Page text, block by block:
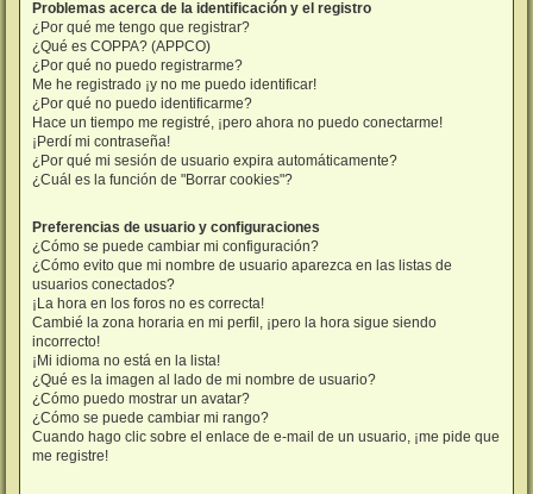
Problemas acerca de la identificación y el registro
¿Por qué me tengo que registrar?
¿Qué es COPPA? (APPCO)
¿Por qué no puedo registrarme?
Me he registrado ¡y no me puedo identificar!
¿Por qué no puedo identificarme?
Hace un tiempo me registré, ¡pero ahora no puedo conectarme!
¡Perdí mi contraseña!
¿Por qué mi sesión de usuario expira automáticamente?
¿Cuál es la función de "Borrar cookies"?
Preferencias de usuario y configuraciones
¿Cómo se puede cambiar mi configuración?
¿Cómo evito que mi nombre de usuario aparezca en las listas de
usuarios conectados?
¡La hora en los foros no es correcta!
Cambié la zona horaria en mi perfil, ¡pero la hora sigue siendo
incorrecto!
¡Mi idioma no está en la lista!
¿Qué es la imagen al lado de mi nombre de usuario?
¿Cómo puedo mostrar un avatar?
¿Cómo se puede cambiar mi rango?
Cuando hago clic sobre el enlace de e-mail de un usuario, ¡me pide que
me registre!